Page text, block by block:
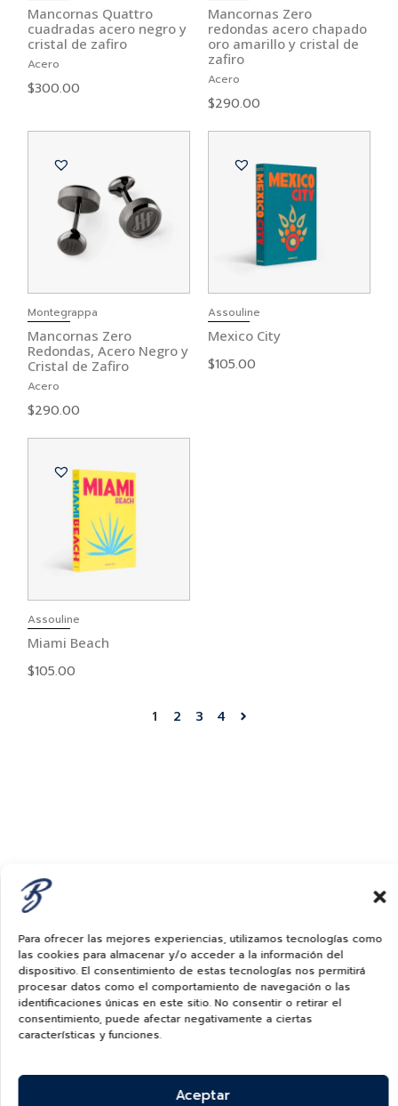
Para ofrecer las mejores experiencias, utilizamos tecnologías como
las cookies para almacenar y/o acceder a la información del
dispositivo. El consentimiento de estas tecnologías nos permitirá
procesar datos como el comportamiento de navegación o las
identificaciones únicas en este sitio. No consentir o retirar el
consentimiento, puede afectar negativamente a ciertas
características y funciones.
Aceptar
Mancornas Quattro
cuadradas acero negro y
cristal de zafiro
Acero
$300.00
Mancornas Zero
redondas acero chapado
oro amarillo y cristal de
zafiro
Acero
$290.00
Montegrappa
Mancornas Zero
Redondas, Acero Negro y
Cristal de Zafiro
Acero
$290.00
Assouline
Mexico City
$105.00
Assouline
Miami Beach
$105.00
1 2 3 4